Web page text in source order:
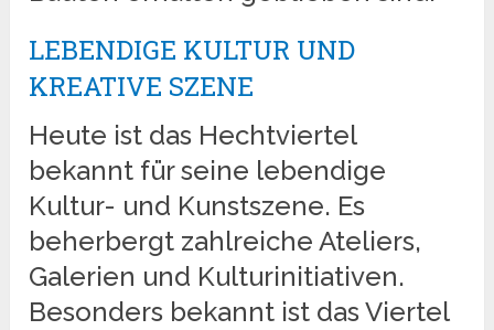
LEBENDIGE KULTUR UND
KREATIVE SZENE
Heute ist das Hechtviertel
bekannt für seine lebendige
Kultur- und Kunstszene. Es
beherbergt zahlreiche Ateliers,
Galerien und Kulturinitiativen.
Besonders bekannt ist das Viertel